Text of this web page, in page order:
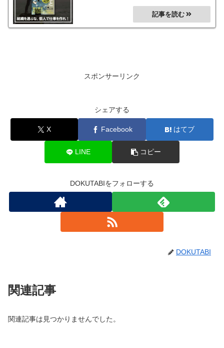
スポンサーリンク
シェアする
X Facebook はてブ
LINE コピー
DOKUTABIをフォローする
DOKUTABI
関連記事
関連記事は見つかりませんでした。